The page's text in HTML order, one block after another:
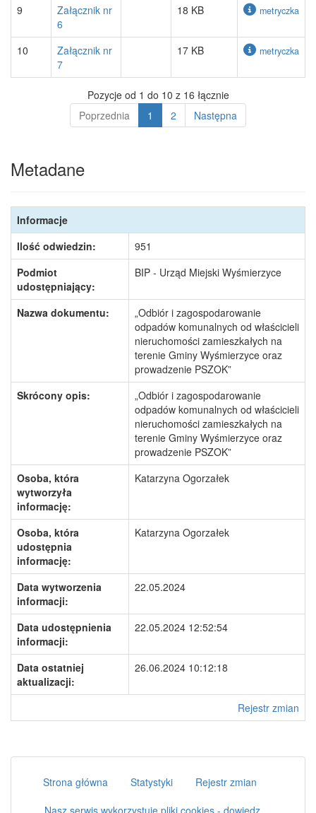
9
Załącznik nr
6
18 KB metryczka
10
Załącznik nr
7
17 KB metryczka
Pozycje od 1 do 10 z 16 łącznie
Poprzednia
1 2 Następna
Metadane
Informacje
Ilość odwiedzin:
951
Podmiot
udostępniający:
BIP - Urząd Miejski Wyśmierzyce
Nazwa dokumentu:
„Odbiór i zagospodarowanie
odpadów komunalnych od właścicieli
nieruchomości zamieszkałych na
terenie Gminy Wyśmierzyce oraz
prowadzenie PSZOK”
Skrócony opis:
„Odbiór i zagospodarowanie
odpadów komunalnych od właścicieli
nieruchomości zamieszkałych na
terenie Gminy Wyśmierzyce oraz
prowadzenie PSZOK”
Osoba, która
wytworzyła
informację:
Katarzyna Ogorzałek
Osoba, która
udostępnia
informację:
Katarzyna Ogorzałek
Data wytworzenia
informacji:
22.05.2024
Data udostępnienia
informacji:
22.05.2024 12:52:54
Data ostatniej
aktualizacji:
26.06.2024 10:12:18
Rejestr zmian
Strona główna Statystyki
Rejestr zmian
Nasz serwis wykorzystuje pliki cookies - dowiedz